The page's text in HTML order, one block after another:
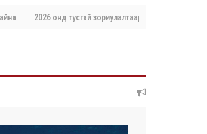
2026 онд тусгай зориулалтаар агнах, барих амьтны